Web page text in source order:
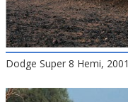
Dodge Super 8 Hemi, 2001